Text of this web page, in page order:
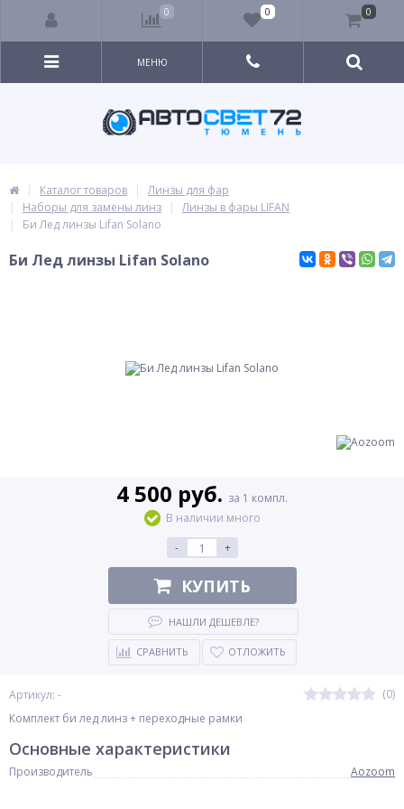
МЕНЮ
Каталог товаров
Линзы для фар
Наборы для замены линз
Линзы в фары LIFAN
Би Лед линзы Lifan Solano
Би Лед линзы Lifan Solano
Артикул: -
(0)
Комплект би лед линз + переходные рамки
4 500 руб. за 1 компл.
В наличии много
-
+
КУПИТЬ
НАШЛИ ДЕШЕВЛЕ?
СРАВНИТЬ ОТЛОЖИТЬ
Основные характеристики
Производитель Aozoom
0 0 0